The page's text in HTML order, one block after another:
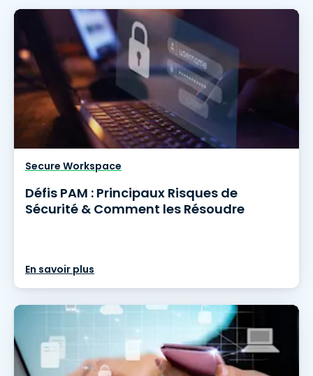
Secure Workspace
Défis PAM : Principaux Risques de
Sécurité & Comment les Résoudre
En savoir plus